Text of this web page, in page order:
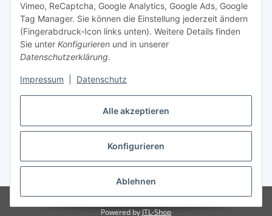
Alle akzeptieren
Konfigurieren
Ablehnen
Vimeo, ReCaptcha, Google Analytics, Google Ads, Google
Tag Manager. Sie können die Einstellung jederzeit ändern
(Fingerabdruck-Icon links unten). Weitere Details finden
Sie unter Konfigurieren und in unserer
Datenschutzerklärung.
Impressum Datenschutz
Versand
Vertrag widerrufen
* Alle Preise inkl. gesetzlicher USt., zzgl.
Powered by JTL-Shop